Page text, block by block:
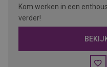
Kom werken in een
verder!